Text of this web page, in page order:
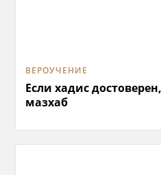
ВЕРОУЧЕНИЕ
Если хадис
мазхаб